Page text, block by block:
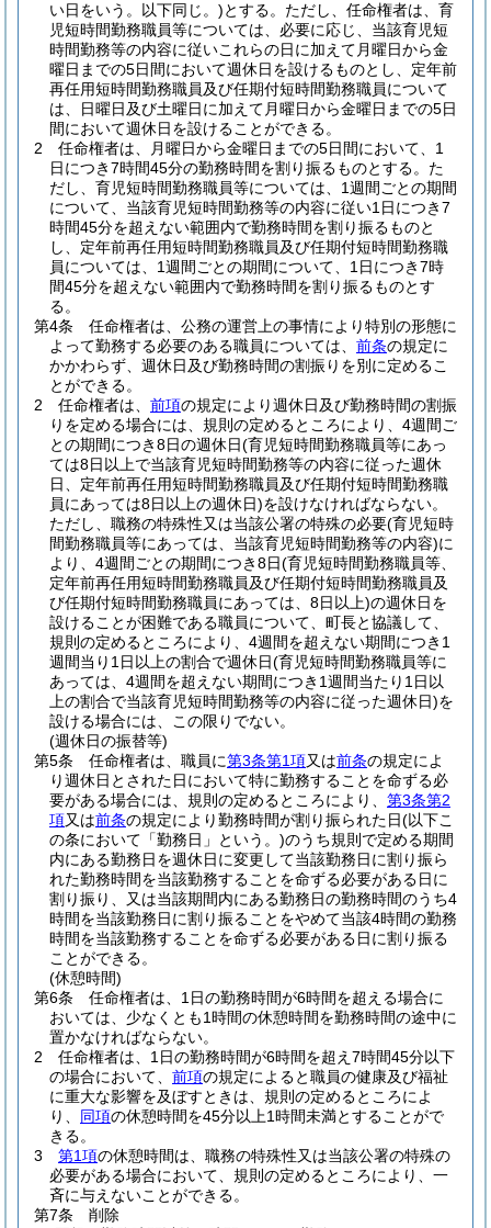
い日をいう。以下同じ。)とする。 ただし、任命権者は、育
児短時間勤務職員等については、必要に応じ、当該育児短
時間勤務等の内容に従いこれらの日に加えて月曜日から金
曜日までの5日間において週休日を設けるものとし、定年前
再任用短時間勤務職員及び任期付短時間勤務職員について
は、日曜日及び土曜日に加えて月曜日から金曜日までの5日
間において週休日を設けることができる。
2
任命権者は、月曜日から金曜日までの5日間において、1
日につき7時間45分の勤務時間を割り振るものとする。 た
だし、育児短時間勤務職員等については、1週間ごとの期間
について、当該育児短時間勤務等の内容に従い1日につき7
時間45分を超えない範囲内で勤務時間を割り振るものと
し、定年前再任用短時間勤務職員及び任期付短時間勤務職
員については、1週間ごとの期間について、1日につき7時
間45分を超えない範囲内で勤務時間を割り振るものとす
る。
第4条
任命権者は、公務の運営上の事情により特別の形態に
よって勤務する必要のある職員については、 前条の規定に
かかわらず、週休日及び勤務時間の割振りを別に定めるこ
とができる。
2
任命権者は、 前項の規定により週休日及び勤務時間の割振
りを定める場合には、規則の定めるところにより、4週間ご
との期間につき8日の週休日(育児短時間勤務職員等にあっ
ては8日以上で当該育児短時間勤務等の内容に従った週休
日、定年前再任用短時間勤務職員及び任期付短時間勤務職
員にあっては8日以上の週休日)を設けなければならない。
ただし、職務の特殊性又は当該公署の特殊の必要(育児短時
間勤務職員等にあっては、当該育児短時間勤務等の内容)に
より、4週間ごとの期間につき8日(育児短時間勤務職員等、
定年前再任用短時間勤務職員及び任期付短時間勤務職員及
び任期付短時間勤務職員にあっては、8日以上)の週休日を
設けることが困難である職員について、町長と協議して、
規則の定めるところにより、4週間を超えない期間につき1
週間当り1日以上の割合で週休日(育児短時間勤務職員等に
あっては、4週間を超えない期間につき1週間当たり1日以
上の割合で当該育児短時間勤務等の内容に従った週休日)を
設ける場合には、この限りでない。
(週休日の振替等)
第5条
任命権者は、職員に第3条第1項又は前条の規定によ
り週休日とされた日において特に勤務することを命ずる必
要がある場合には、規則の定めるところにより、 第3条第2
項又は前条の規定により勤務時間が割り振られた日(以下こ
の条において「勤務日」という。)のうち規則で定める期間
内にある勤務日を週休日に変更して当該勤務日に割り振ら
れた勤務時間を当該勤務することを命ずる必要がある日に
割り振り、又は当該期間内にある勤務日の勤務時間のうち4
時間を当該勤務日に割り振ることをやめて当該4時間の勤務
時間を当該勤務することを命ずる必要がある日に割り振る
ことができる。
(休憩時間)
第6条
任命権者は、1日の勤務時間が6時間を超える場合に
おいては、少なくとも1時間の休憩時間を勤務時間の途中に
置かなければならない。
2
任命権者は、1日の勤務時間が6時間を超え7時間45分以下
の場合において、 前項の規定によると職員の健康及び福祉
に重大な影響を及ぼすときは、規則の定めるところによ
り、 同項の休憩時間を45分以上1時間未満とすることがで
きる。
3
第1項の休憩時間は、職務の特殊性又は当該公署の特殊の
必要がある場合において、規則の定めるところにより、一
斉に与えないことができる。
第7条
削除